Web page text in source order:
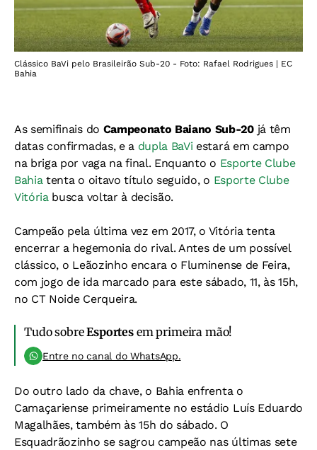
Clássico BaVi pelo Brasileirão Sub-20 - Foto: Rafael Rodrigues | EC
Bahia
As semifinais do Campeonato Baiano Sub-20já têm
datas confirmadas, e a dupla BaVi estará em campo
na briga por vaga na final. Enquanto o Esporte Clube
Bahiatenta o oitavo título seguido, o Esporte Clube
Vitóriabusca voltar à decisão.
Campeão pela última vez em 2017, o Vitória tenta
encerrar a hegemonia do rival. Antes de um possível
clássico, o Leãozinho encara o Fluminense de Feira,
com jogo de ida marcado para este sábado, 11, às 15h,
no CT Noide Cerqueira.
Tudo sobreEsportesem primeira mão!
Entre no canal do WhatsApp.
Do outro lado da chave, o Bahia enfrenta o
Camaçariense primeiramente no estádio Luís Eduardo
Magalhães, também às 15h do sábado. O
Esquadrãozinho se sagrou campeão nas últimas sete